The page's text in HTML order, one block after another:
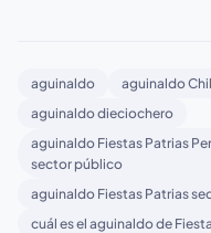
aguinaldo aguinaldo
aguinaldo dieciochero
aguinaldo Fiestas Patrias
sector público
aguinaldo Fiestas Patrias
cuál es el aguinaldo de